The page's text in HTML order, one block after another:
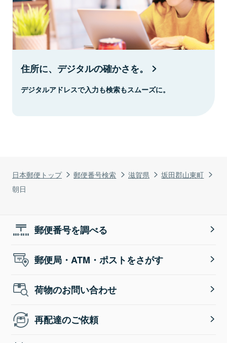
日本郵便トップ 郵便番号検索 滋賀県
坂田郡山東町
朝日
住所に、デジタルの確かさを。
デジタルアドレスで入力も検索もスムーズに。
郵便番号を調べる
郵便局・ATM・ポストをさがす
荷物のお問い合わせ
再配達のご依頼